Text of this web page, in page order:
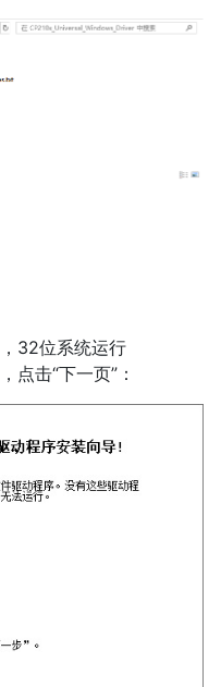
，32位系统运行
，点击“下一页”：